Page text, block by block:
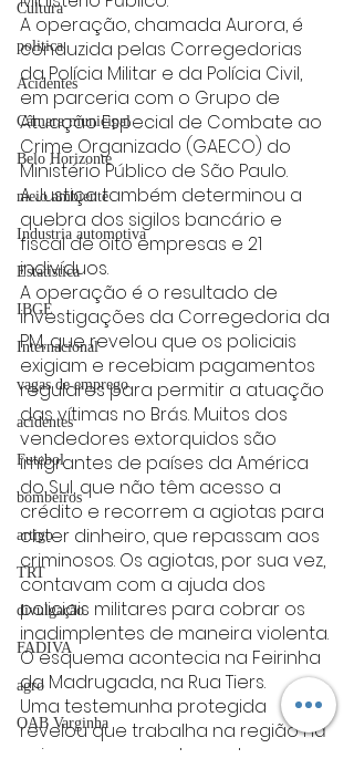
Cultura
politica
Acidentes
Câmara municipal
Belo Horizonte
meio ambiente
Industria automotiva
Estatística
IBGE
Internacional
vagas de emprego
acidentes
Futebol
bombeiros
artigo
TRT
divulgação
FADIVA
agro
OAB Varginha
A operação, chamada Aurora, é
conduzida pelas Corregedorias
da Polícia Militar e da Polícia Civil,
em parceria com o Grupo de
Atuação Especial de Combate ao
Crime Organizado (GAECO) do
Ministério Público de São Paulo.
A Justiça também determinou a
quebra dos sigilos bancário e
fiscal de oito empresas e 21
indivíduos.
A operação é o resultado de
investigações da Corregedoria da
PM, que revelou que os policiais
exigiam e recebiam pagamentos
regulares para permitir a atuação
das vítimas no Brás. Muitos dos
vendedores extorquidos são
imigrantes de países da América
do Sul, que não têm acesso a
crédito e recorrem a agiotas para
obter dinheiro, que repassam aos
criminosos. Os agiotas, por sua vez,
contavam com a ajuda dos
policiais militares para cobrar os
inadimplentes de maneira violenta.
O esquema acontecia na Feirinha
da Madrugada, na Rua Tiers.
Uma testemunha protegida
revelou que trabalha na região há
seis anos e, recentemente, um